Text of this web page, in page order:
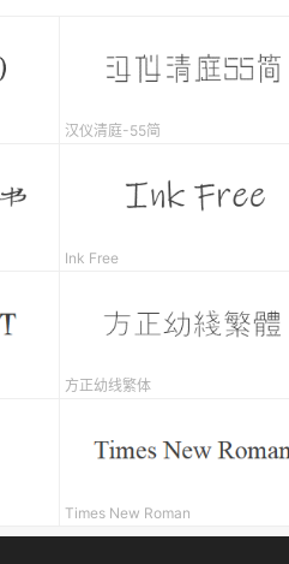
汉仪清庭-55简
Ink Free
方正幼线繁体
Times New Roman